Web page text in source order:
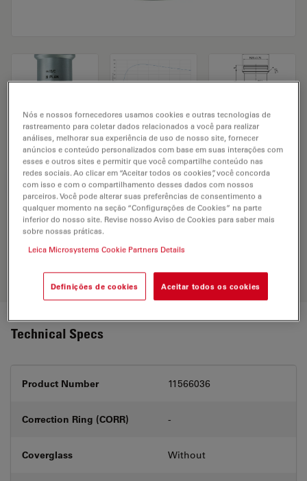
Microscope Objective N PLAN L 50x/0,50
SOLICITAÇÃO DE ORÇAMENTO
ourObjective Finder
your needs.
Technical Specs
Product Number 11566036
Correction Ring (CORR) -
Coverglass Without
Nós e nossos fornecedores usamos cookies e outras tecnologias de
rastreamento para coletar dados relacionados a você para realizar
análises, melhorar sua experiência de uso de nosso site, fornecer
anúncios e conteúdo personalizados com base em suas interações com
esses e outros sites e permitir que você compartilhe conteúdo nas
redes sociais. Ao clicar em “Aceitar todos os cookies”, você concorda
com isso e com o compartilhamento desses dados com nossos
parceiros. Você pode alterar suas preferências de consentimento a
qualquer momento na seção “Configurações de Cookies” na parte
inferior do nosso site. Revise nosso Aviso de Cookies para saber mais
sobre nossas práticas.
Leica Microsystems Cookie Partners Details
Definições de cookies Aceitar todos os cookies